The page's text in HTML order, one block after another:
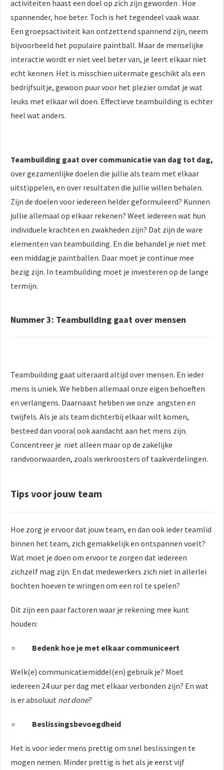
activiteiten haast een doel op zich zijn geworden . Hoe
spannender, hoe beter. Toch is het tegendeel vaak waar.
Een groepsactiviteit kan ontzettend spannend zijn, neem
bijvoorbeeld het populaire paintball. Maar de menselijke
interactie wordt er niet veel beter van, je leert elkaar niet
echt kennen. Het is misschien uitermate geschikt als een
bedrijfsuitje, gewoon puur voor het plezier omdat je wat
leuks met elkaar wil doen. Effectieve teambuilding is echter
heel wat anders.
Teambuilding gaat over communicatie van dag tot dag,
over gezamenlijke doelen die jullie als team met elkaar
uitstippelen, en over resultaten die jullie willen behalen.
Zijn de doelen voor iedereen helder geformuleerd? Kunnen
jullie allemaal op elkaar rekenen? Weet iedereen wat hun
individuele krachten en zwakheden zijn? Dat zijn de ware
elementen van teambuilding. En die behandel je niet met
een middagje paintballen. Daar moet je continue mee
bezig zijn. In teambuilding moet je investeren op de lange
termijn.
Nummer 3: Teambuilding gaat over mensen
Teambuilding gaat uiteraard altijd over mensen. En ieder
mens is uniek. We hebben allemaal onze eigen behoeften
en verlangens. Daarnaast hebben we onze angsten en
twijfels. Als je als team dichterbij elkaar wilt komen,
besteed dan vooral ook aandacht aan het mens zijn.
Concentreer je niet alleen maar op de zakelijke
randvoorwaarden, zoals werkroosters of taakverdelingen.
Tips voor jouw team
Hoe zorg je ervoor dat jouw team, en dan ook ieder teamlid
binnen het team, zich gemakkelijk en ontspannen voelt?
Wat moet je doen om ervoor te zorgen dat iedereen
zichzelf mag zijn. En dat medewerkers zich niet in allerlei
bochten hoeven te wringen om een rol te spelen?
Dit zijn een paar factoren waar je rekening mee kunt
houden:
Bedenk hoe je met elkaar communiceert
Welk(e) communicatiemiddel(en) gebruik je? Moet
iedereen 24 uur per dag met elkaar verbonden zijn? En wat
is er absoluut not done?
Beslissingsbevoegdheid
Het is voor ieder mens prettig om snel beslissingen te
mogen nemen. Minder prettig is het als je eerst vijf